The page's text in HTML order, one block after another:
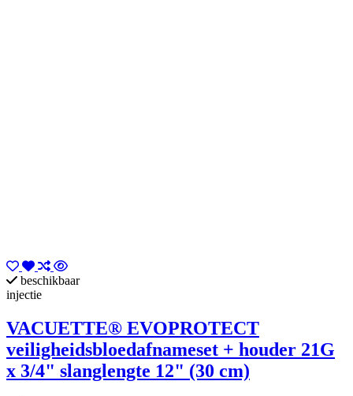
beschikbaar
injectie
VACUETTE® EVOPROTECT
veiligheidsbloedafnameset + houder 21G
x 3/4" slanglengte 12" (30 cm)